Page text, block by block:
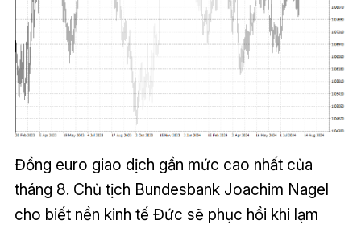
Đồng euro giao dịch gần mức cao nhất của
tháng 8. Chủ tịch Bundesbank Joachim Nagel
cho biết nền kinh tế Đức sẽ phục hồi khi lạm